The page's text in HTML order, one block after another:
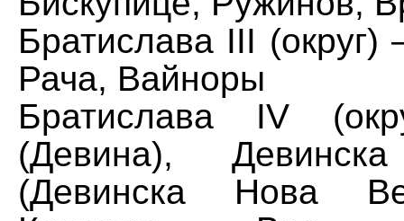
Братиславa III
Рача, Вайноры
Братиславa IV
(Девина),
(Девинска Нова